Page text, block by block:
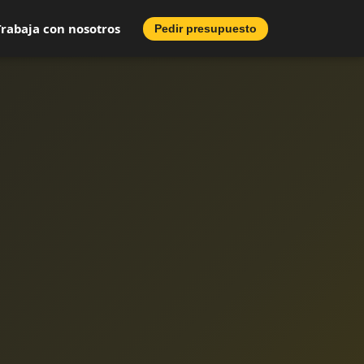
con nosotros Pedir presupuesto